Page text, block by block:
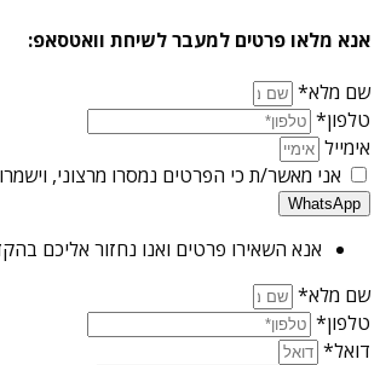
אנא מלאו פרטים למעבר לשיחת וואטסאפ:
שם מלא*
טלפון*
אימייל
אני מאשר/ת כי הפרטים נמסרו מרצוני,
WhatsApp
אנא השאירו פרטים ואנו נחזור אליכם
שם מלא*
טלפון*
דואל*